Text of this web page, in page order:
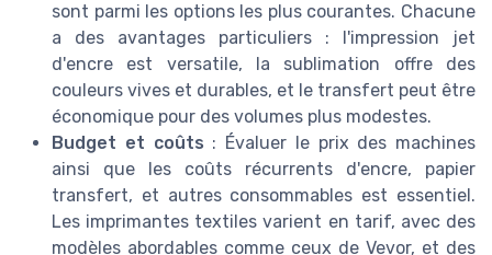
sont parmi les options les plus courantes. Chacune
a des avantages particuliers : l'impression jet
d'encre est versatile, la sublimation offre des
couleurs vives et durables, et le transfert peut être
économique pour des volumes plus modestes.
Budget et coûts : Évaluer le prix des machines
ainsi que les coûts récurrents d'encre, papier
transfert, et autres consommables est essentiel.
Les imprimantes textiles varient en tarif, avec des
modèles abordables comme ceux de Vevor, et des